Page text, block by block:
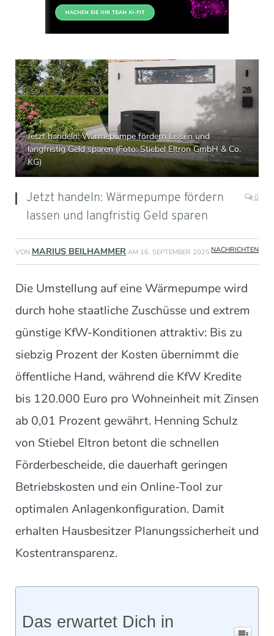
Jetzt handeln: Wärmepumpe fördern lassen und
langfristig Geld sparen (Foto: Stiebel Eltron GmbH & Co.
KG)
Jetzt handeln: Wärmepumpe fördern
lassen und langfristig Geld sparen
0
VON MARIUS BEILHAMMER AM 16. SEPTEMBER 2025 NACHRICHTEN
Die Umstellung auf eine Wärmepumpe wird
durch hohe staatliche Zuschüsse und extrem
günstige KfW-Konditionen attraktiv: Bis zu
siebzig Prozent der Kosten übernimmt die
öffentliche Hand, während die KfW Kredite
bis 120.000 Euro pro Wohneinheit mit Zinsen
ab 0,01 Prozent gewährt. Henning Schulz
von Stiebel Eltron betont die schnellen
Förderbescheide, die dauerhaft geringen
Betriebskosten und ein Online-Tool zur
optimalen Anlagenkonfiguration. Damit
erhalten Hausbesitzer Planungssicherheit und
Kostentransparenz.
Das erwartet Dich in